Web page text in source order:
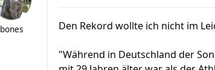
bones Den Rekord wollte ich nicht im
"Während in Deutschland der